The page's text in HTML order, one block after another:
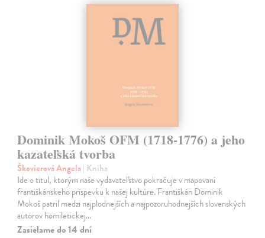
Dominik Mokoš OFM (1718-1776) a jeho
kazateľská tvorba
Škovierová Angela| Kniha
Ide o titul, ktorým naše vydavateľstvo pokračuje v mapovaní
františkánskeho príspevku k našej kultúre. Františkán Dominik
Mokoš patril medzi najplodnejších a najpozoruhodnejších slovenských
autorov homiletickej…
Zasielame do 14 dní